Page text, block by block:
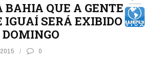
BAHIA QUE A GENTE
IGUAÍ SERÁ EXIBIDO
0